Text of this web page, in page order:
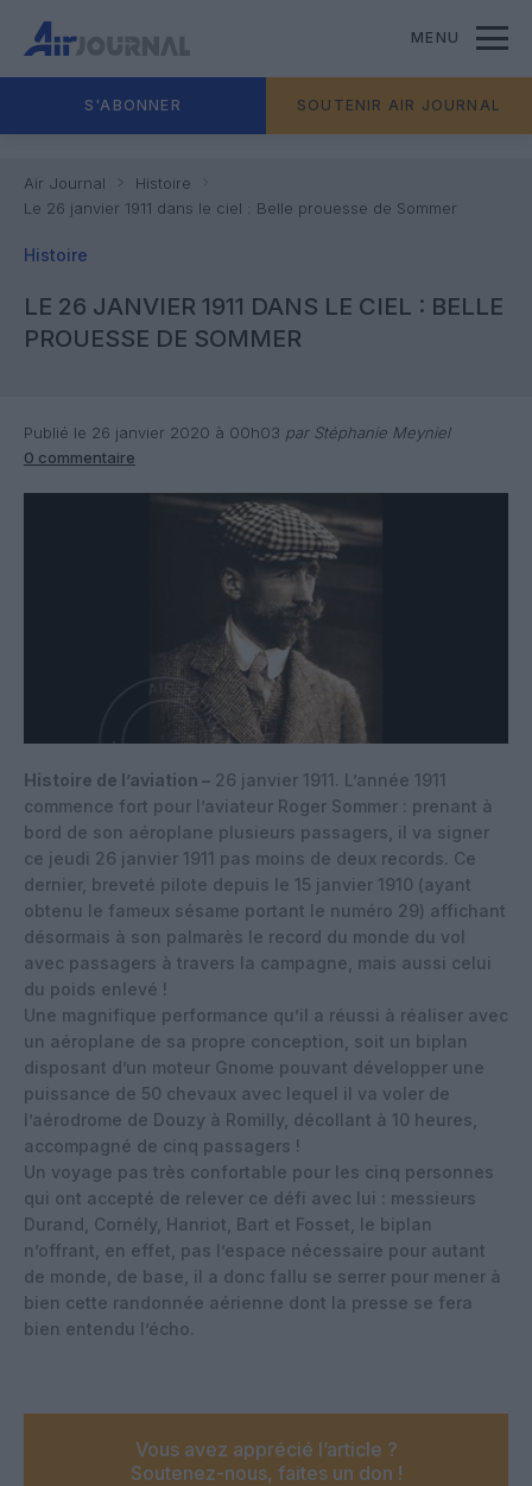
MENU
S'ABONNER SOUTENIR AIR JOURNAL
Air Journal
Histoire
Le 26 janvier 1911 dans le ciel : Belle prouesse de Sommer
Histoire
LE 26 JANVIER 1911 DANS LE CIEL : BELLE
PROUESSE DE SOMMER
Publié le 26 janvier 2020 à 00h03 par Stéphanie Meyniel
0 commentaire
Histoire de l’aviation – 26 janvier 1911. L’année 1911
commence fort pour l’aviateur Roger Sommer : prenant à
bord de son aéroplane plusieurs passagers, il va signer
ce jeudi 26 janvier 1911 pas moins de deux records. Ce
dernier, breveté pilote depuis le 15 janvier 1910 (ayant
obtenu le fameux sésame portant le numéro 29) affichant
désormais à son palmarès le record du monde du vol
avec passagers à travers la campagne, mais aussi celui
du poids enlevé !
Une magnifique performance qu’il a réussi à réaliser avec
un aéroplane de sa propre conception, soit un biplan
disposant d’un moteur Gnome pouvant développer une
puissance de 50 chevaux avec lequel il va voler de
l’aérodrome de Douzy à Romilly, décollant à 10 heures,
accompagné de cinq passagers !
Un voyage pas très confortable pour les cinq personnes
qui ont accepté de relever ce défi avec lui : messieurs
Durand, Cornély, Hanriot, Bart et Fosset, le biplan
n’offrant, en effet, pas l’espace nécessaire pour autant
de monde, de base, il a donc fallu se serrer pour mener à
bien cette randonnée aérienne dont la presse se fera
bien entendu l’écho.
Vous avez apprécié l’article ?
Soutenez-nous, faites un don !